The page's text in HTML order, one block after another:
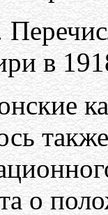
в
о